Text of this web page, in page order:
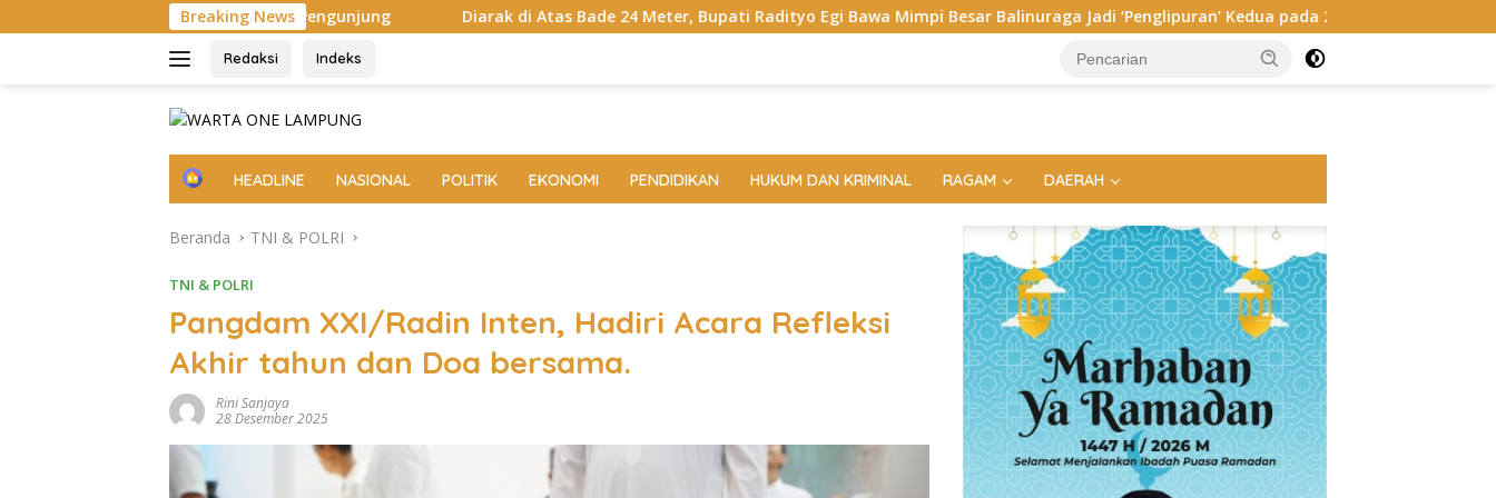
ke
Breaking News
Diarak di Atas Bade 24 Meter, Bupati Radityo Egi Bawa Mimpi Besar Balinuraga Jadi ‘Penglipuran’ Kedua pada 2027 Megahnya Ngaben Massal
Redaksi Indeks
H
e
HEADLINE NASIONAL POLITIK EKONOMI PENDIDIKAN HUKUM DAN KRIMINAL RAGAM DAERAH
Beranda TNI & POLRI
TNI & POLRI
Pangdam XXI/Radin Inten, Hadiri Acara Refleksi
Akhir tahun dan Doa bersama.
Rini Sanjaya
28 Desember 2025